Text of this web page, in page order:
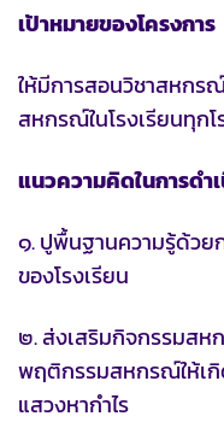
เป้าหมายของโครงการ
ให้มีการสอนวิชาสหก
สหกรณ์ในโรงเรียนทุกโ
แนวความคิดในการดำ
๑. ปูพื้นฐานความรู้ด้วย
ของโรงเรียน
๒. ส่งเสริมกิจกรรมสห
พฤติกรรมสหกรณ์ให้เกิ
แสวงหากำไร